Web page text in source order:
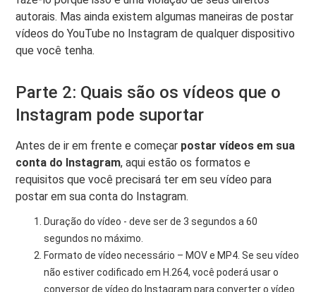
autorais. Mas ainda existem algumas maneiras de postar
vídeos do YouTube no Instagram de qualquer dispositivo
que você tenha.
Parte 2: Quais são os vídeos que o
Instagram pode suportar
Antes de ir em frente e começar postar vídeos em sua
conta do Instagram, aqui estão os formatos e
requisitos que você precisará ter em seu vídeo para
postar em sua conta do Instagram.
Duração do vídeo - deve ser de 3 segundos a 60
segundos no máximo.
Formato de vídeo necessário – MOV e MP4. Se seu vídeo
não estiver codificado em H.264, você poderá usar o
conversor de vídeo do Instagram para converter o vídeo